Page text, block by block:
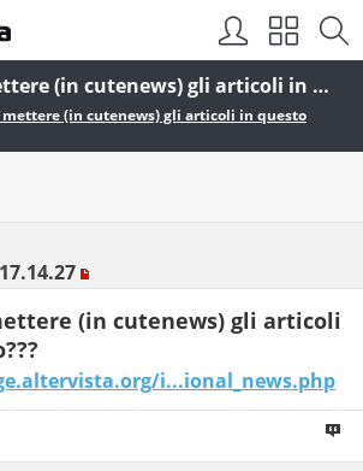
Si possono mettere (in cutenews) gli articoli in questo modo???
mettere (in cutenews) gli articoli in questo
17.14.27
(in cutenews) gli articoli
i...ional_news.php